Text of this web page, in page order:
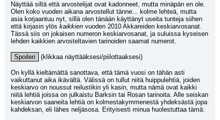
Näyttää siltä että arvostelijat ovat kadonneet, mutta minäpän en ole.
Olen koko vuoden aikana arvostellut tänne... kolme lehteä, mutta
asia korjaantuu nyt, sillä olen tänään käyttänyt useita tunteja siihen
että kirjasin ylös kaikkien vuoden 2010 Akkareiden keskiarvosanat.
Tässä siis on jokaisen numeron keskiarvosanat, ja suluissa kyseisen
lehden kaikkien arvosteltavien tarinoiden saamat numerot.
Spoileri (klikkaa näyttääksesi/piilottaaksesi)
On kyllä kieltämättä sanottava, että tämä vuosi on tähän asti
vaikuttanut aika ikävältä. Välissä on tullut niitä huippulehtiä, joiden
keskiarvo on noussut reilustikin yli kasin, mutta nämä ovat kaikki
niitä lehtiä joissa on julkaistu Barksin tai Rosan tarinoita. Alle seiskan
keskiarvon saaneita lehtiä on kolmestakymmenestä yhdeksästä jopa
kahdeksan, eli lähes neljäsosa. Erityisesti minua huolestuttaa tämä: